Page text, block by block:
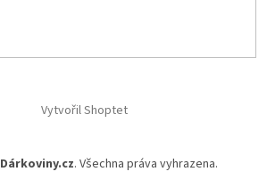
Vytvořil Shoptet
Dárkoviny.cz. Všechna práva vyhrazena.